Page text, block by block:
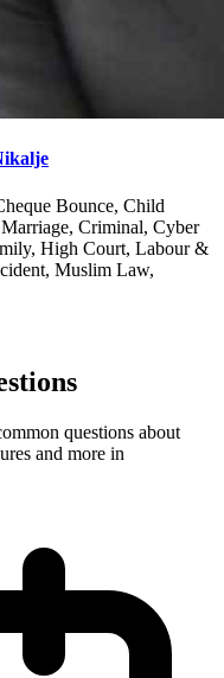
Bounce, Child
Criminal, Cyber
High Court, Labour &
Muslim Law,
questions about
and more in